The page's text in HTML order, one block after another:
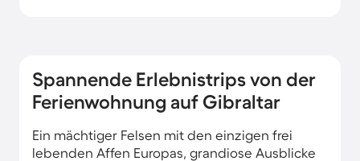
Spannende Erlebnistrips von der
Ferienwohnung auf Gibraltar
Ein mächtiger Felsen mit den einzigen frei
lebenden Affen Europas, grandiose Ausblicke